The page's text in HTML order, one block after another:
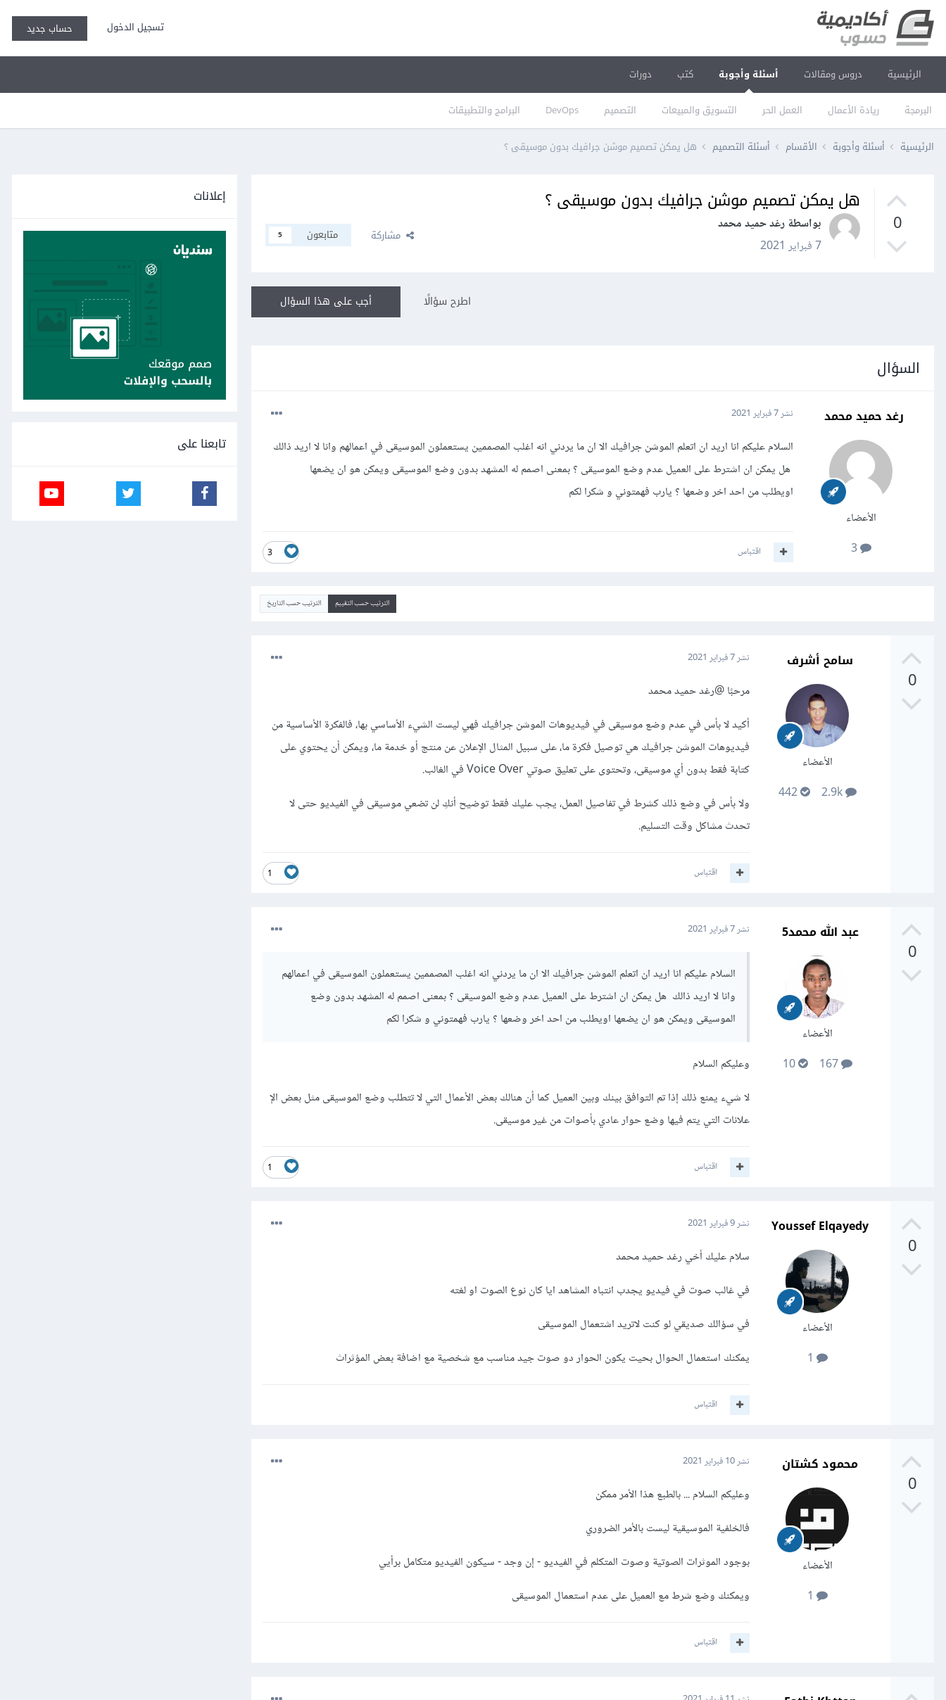
تسجيل الدخول حساب جديد
الرئيسية دروس ومقالات أسئلة وأجوبة
البرمجة ريادة الأعمال العمل الحر التسويق والمبيعات التصميم DevOps البرامج والتطبيقات
كتب دورات
الرئيسية أسئلة وأجوبة الأقسام أسئلة التصميم هل يمكن تصميم موشن جرافيك بدون موسيقى ؟
0
هل يمكن تصميم موشن جرافيك بدون موسيقى ؟
بواسطة رغد حميد محمد
7 فبراير 2021
مشاركة متابعون 5
أجب على هذا السؤال اطرح سؤالًا
السؤال
رغد حميد محمد
الأعضاء
3
نشر7 فبراير 2021
السلام عليكم انا اريد ان اتعلم الموشن جرافيك الا ان ما يردني انه اغلب المصممين يستعملون الموسيقى في اعمالهم وانا لا اريد ذالك
هل يمكن ان اشترط على العميل عدم وضع الموسيقى ؟ بمعنى اصمم له المشهد بدون وضع الموسيقى ويمكن هو ان يضعها
اويطلب من احد اخر وضعها ؟ يارب فهمتوني و شكرا لكم
3 اقتباس
الترتيب حسب التقييم الترتيب حسب التاريخ
0
سامح أشرف
الأعضاء
2.9k
442
نشر7 فبراير 2021
مرحبًا@رغد حميد محمد
أكيد لا بأس في عدم وضع موسيقى في فيديوهات الموشن جرافيك فهي ليست الشيء الأساسي بها، فالفكرة الأساسية من
فيديوهات الموشن جرافيك هي توصيل فكرة ما، على سبيل المثال الإعلان عن منتج أو خدمة ما، ويمكن أن يحتوي على
كتابة فقط بدون أي موسيقى، وتحتوى على تعليق صوتي Voice Over في الغالب.
ولا بأس في وضع ذلك كشرط في تفاصيل العمل، يجب عليك فقط توضيح أنكِ لن تضعي موسيقى في الفيديو حتى لا
تحدث مشاكل وقت التسليم.
1 اقتباس
0
عبد الله محمد5
الأعضاء
167
10
نشر7 فبراير 2021
السلام عليكم انا اريد ان اتعلم الموشن جرافيك الا ان ما يردني انه اغلب المصممين يستعملون الموسيقى في اعمالهم
وانا لا اريد ذالك هل يمكن ان اشترط على العميل عدم وضع الموسيقى ؟ بمعنى اصمم له المشهد بدون وضع
الموسيقى ويمكن هو ان يضعها اويطلب من احد اخر وضعها ؟ يارب فهمتوني و شكرا لكم
وعليكم السلام
لا شيء يمنع ذلك إذا تم التوافق بينك وبين العميل كما أن هنالك بعض الأعمال التي لا تتطلب وضع الموسيقى مثل بعض الإ
علانات التي يتم فيها وضع حوار عادي بأصوات من غير موسيقى.
1 اقتباس
0
Youssef Elqayedy
الأعضاء
نشر9 فبراير 2021
سلام عليك أخي رغد حميد محمد
في غالب صوت في فيديو يجدب انتباه المشاهد ايا كان نوع الصوت او لغته
في سؤالك صديقي لو كنت لاتريد اشتعمال الموسيقى
يمكنك استعمال الحوال بحيت يكون الحوار دو صوت جيد مناسب مع شخصية مع اضافة بعض المؤثراث
اقتباس
0
محمود كشتان
الأعضاء
نشر10 فبراير 2021
وعليكم السلام ... بالطبع هذا الأمر ممكن
فالخلفية الموسيقية ليست بالأمر الضروري
بوجود الموثرات الصوتية وصوت المتكلم في الفيديو - إن وجد - سيكون الفيديو متكامل برأيي
ويمكنك وضع شرط مع العميل على عدم استعمال الموسيقى
اقتباس
إعلانات
تابعنا على